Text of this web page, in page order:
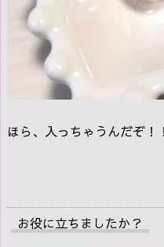
ほら、入っちゃうんだぞ！
お役に立ちましたか？